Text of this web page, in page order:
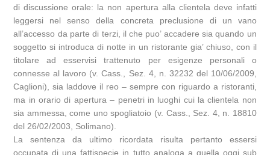
di discussione orale: la non apertura alla clientela deve infatti
leggersi nel senso della concreta preclusione di un vano
all’accesso da parte di terzi, il che puo’ accadere sia quando un
soggetto si introduca di notte in un ristorante gia’ chiuso, con il
titolare ad esservisi trattenuto per esigenze personali o
connesse al lavoro (v. Cass., Sez. 4, n. 32232 del 10/06/2009,
Caglioni), sia laddove il reo – sempre con riguardo a ristoranti,
ma in orario di apertura – penetri in luoghi cui la clientela non
sia ammessa, come uno spogliatoio (v. Cass., Sez. 4, n. 18810
del 26/02/2003, Solimano).
La sentenza da ultimo ricordata risulta pertanto essersi
occupata di una fattispecie in tutto analoga a quella oggi sub